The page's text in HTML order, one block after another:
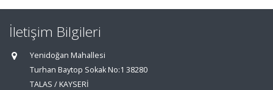
İletişim Bilgileri
Yenidoğan Mahallesi
Turhan Baytop Sokak No:1 38280
TALAS / KAYSERİ